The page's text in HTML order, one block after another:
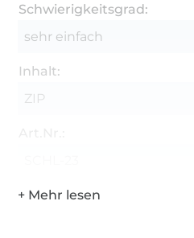
Schwierigkeitsgrad:
sehr einfach
Inhalt:
ZIP